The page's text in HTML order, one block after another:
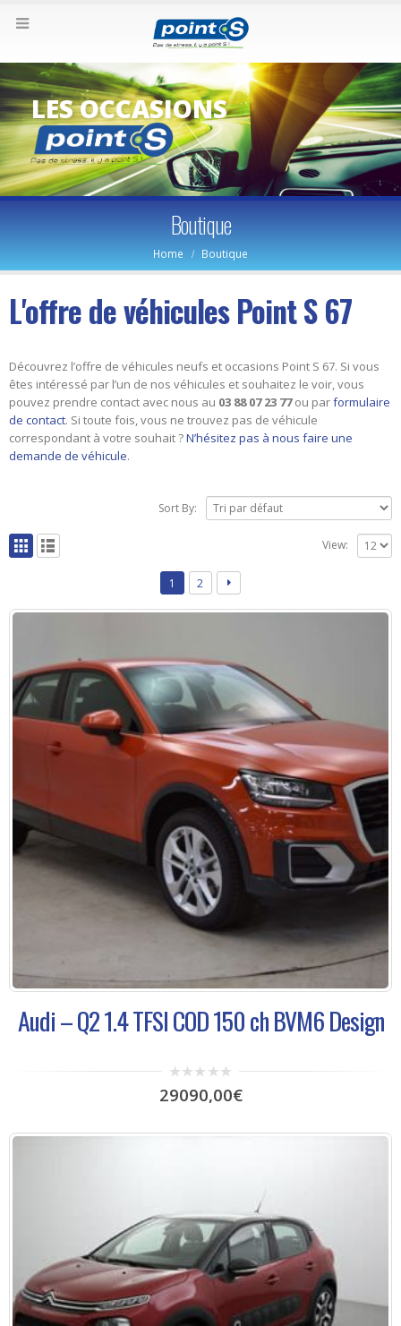
LES OCCASIONS
Boutique
Home Boutique
L'offre de véhicules Point S 67
Découvrez l’offre de véhicules neufs et occasions Point S 67. Si vous
êtes intéressé par l’un de nos véhicules et souhaitez le voir, vous
pouvez prendre contact avec nous au 03 88 07 23 77ou parformulaire
de contact. Si toute fois, vous ne trouvez pas de véhicule
correspondant à votre souhait ?N’hésitez pas à nous faire une
demande de véhicule.
Sort By:
View:
1 2
Audi – Q2 1.4 TFSI COD 150 ch BVM6 Design
0
out
29090,00€